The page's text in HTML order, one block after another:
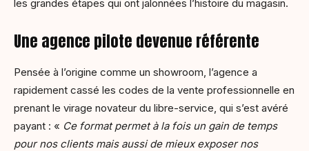
les grandes étapes qui ont jalonnées l’histoire du magasin.
Une agence pilote devenue référente
Pensée à l’origine comme un showroom, l’agence a
rapidement cassé les codes de la vente professionnelle en
prenant le virage novateur du libre-service, qui s’est avéré
payant : « Ce format permet à la fois un gain de temps
pour nos clients mais aussi de mieux exposer nos